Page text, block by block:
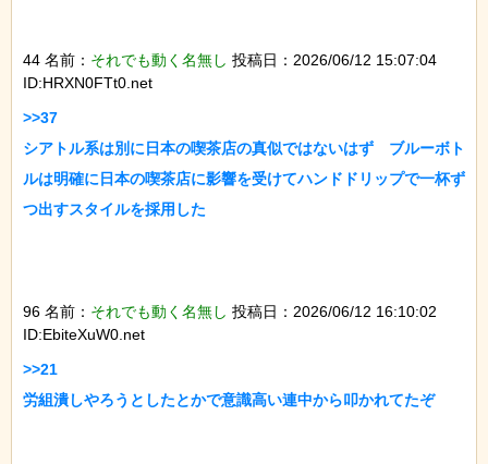
44 名前： それでも動く名無し 投稿日：2026/06/12 15:07:04
ID:HRXN0FTt0.net
>>37
シアトル系は別に日本の喫茶店の真似ではないはず　ブルーボト
ルは明確に日本の喫茶店に影響を受けてハンドドリップで一杯ず
つ出すスタイルを採用した
96 名前： それでも動く名無し 投稿日：2026/06/12 16:10:02
ID:EbiteXuW0.net
>>21
労組潰しやろうとしたとかで意識高い連中から叩かれてたぞ